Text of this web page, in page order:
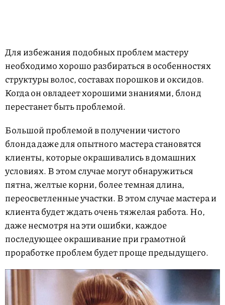
Для избежания подобных проблем мастеру
необходимо хорошо разбираться в особенностях
структуры волос, составах порошков и оксидов.
Когда он овладеет хорошими знаниями, блонд
перестанет быть проблемой.
Большой проблемой в получении чистого
блонда даже для опытного мастера становятся
клиенты, которые окрашивались в домашних
условиях. В этом случае могут обнаружиться
пятна, желтые корни, более темная длина,
переосветленные участки. В этом случае мастера и
клиента будет ждать очень тяжелая работа. Но,
даже несмотря на эти ошибки, каждое
последующее окрашивание при грамотной
проработке проблем будет проще предыдущего.